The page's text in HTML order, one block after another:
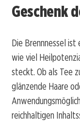
Geschenk
Die Brennnessel ist
wie viel
steckt. Ob als Tee
glänzende Haare
reichhaltigen